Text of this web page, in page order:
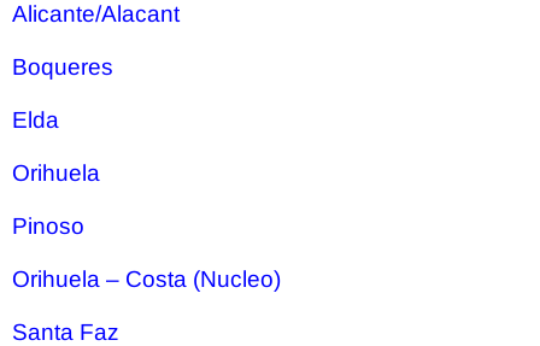
Alicante/Alacant
Boqueres
Elda
Orihuela
Pinoso
Orihuela – Costa (Nucleo)
Santa Faz